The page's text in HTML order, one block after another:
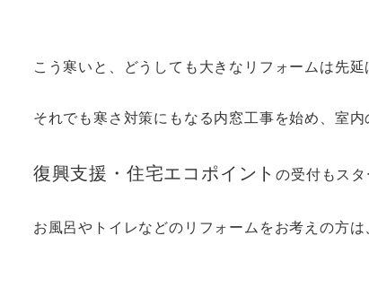
こう寒いと、どうしても大きなリフォームは先延
それでも寒さ対策にもなる内窓工事を始め、室
復興支援・住宅エコポイントの受付もスタ
お風呂やトイレなどのリフォームをお考えの方